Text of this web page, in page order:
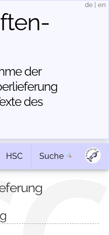
der
des
de en
HSC Suche